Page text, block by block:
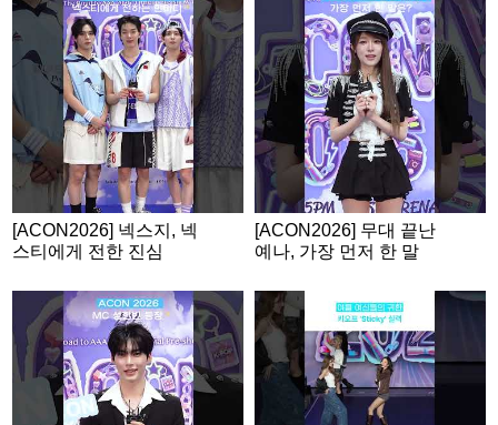
[ACON2026] 넥스지, 넥
스티에게 전한 진심
[ACON2026] 무대 끝난
예나, 가장 먼저 한 말